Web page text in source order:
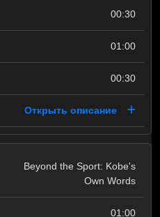
00:30
01:00
00:30
Открыть описание
Beyond the Sport: Kobe's
Own Words
01:00